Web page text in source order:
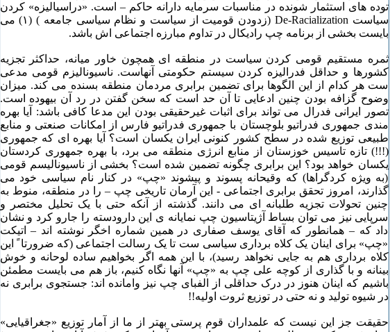
توده های استثمار شونده در مناسبات سرمایه دارانه حاکم – است. «دراسیالیزه» کردن
سیاست De-Racialization (زدودن قومیت از سیاست و نظام سیاسی جامعه ) (۱) می
بایست بخشی از برنامه چپ رادیکال در تداوم مبارزه اجتماعی اش باشد.
ثمره مستقیم قومی کردن سیاست در منطقه ای همچون خاور میانه، حداکثر تجزیه
کشورها و حداقل فدرالیزه کردن سیستم حکومتی آنهاست. ناسیونالیزم قومی مدعی
ست هر کدام از این الگوها برای تضمین برابری مردمان منطقه بسنده می کند. میزان
وضوح گزافه بودن چنین ادعایی تا آن حد است که سخن گفتن در رد آن بیهوده است.
تصور ایرانی فدرال می تواند برای اثبات غیرحقیقی بودن این مدعا کافی باشد: آیا بهره
مندی جمهوری فدراتیو بلوچستان با جمهوری فدراتیو فارس از امکانات صنعتی و منابع
طبیعی توزیع شده در سطح کشور کنونی ایران یکسان است؟ آیا بهره ای که جمهوری
(!!!) تازه تاسیس خوزستان از منابع انرژی منطقه می برد، با بهره جمهوری کردستان
یکسان خواهد بود؟ این برابری چگونه تضمین شده است؟ بخشی از ناسیونالیسم قومی
(به ویژه کردگراها) که وقیحانه پسوند و پیشوند «چپ» در کنار نام سیاسی خود می
گذارند، امروز تحقق برابری اجتماعی - این آرمان تاریخی چپ – را در منطقه، منوط به
چنین تحولات تجزیه طلبانه ای می دانند. گذشته از آنکه حتی با یک تحلیل مختصر و
سرپایی نیز می توان بساط آژیتاسیون چپ نمایانه ی این دارودسته را جارو کرد و نشان
داد که – همانطور که آقای یوسف صفاری در همین شماره اخگر نوشته اند – اتیکت
«چپ» برای اینان یک کلاه برداری سیاسی ست تا یک رسالت اجتماعی (که ضرورتا ً این
کلاه برداری هم به جایی نخواهد رسید)، با این همه اگر بخواهیم ساده لوحانه و خوش
بینانه و با گذاری از کوچه علی چپ به «چپ» آنها نگاه کنیم، باز هم می بایست مطمئن
باشیم که اینان هنوز در درک حداقلی از الفبای چپ نیز وامانده اند: جستجوی برابری نه
در شیوه تولید و نه حتی در توزیع ثروت اولیه!!
حقیقت جز این نیست که علمداران قوم پرستی بهتر از ما از آمار توزیع «جغراقیایی»